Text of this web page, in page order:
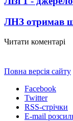
ЛНЗ отримав
Читати коментарі
Повна версія сайту
Facebook
Twitter
RSS-стрічки
E-mail